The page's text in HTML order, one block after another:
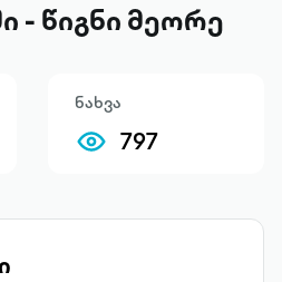
- წიგნი მეორე
ნახვა
797